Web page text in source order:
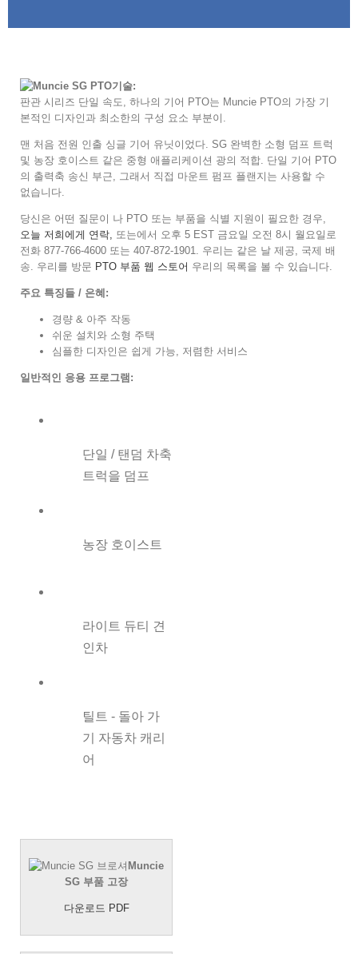
기술:
판관 시리즈 단일 속도, 하나의 기어 PTO는 Muncie PTO의 가장 기
본적인 디자인과 최소한의 구성 요소 부분이.
맨 처음 전원 인출 싱글 기어 유닛이었다. SG 완벽한 소형 덤프 트럭
및 농장 호이스트 같은 중형 애플리케이션 광의 적합. 단일 기어 PTO
의 출력축 송신 부근, 그래서 직접 마운트 펌프 플랜지는 사용할 수
없습니다.
당신은 어떤 질문이 나 PTO 또는 부품을 식별 지원이 필요한 경우,
오늘 저희에게 연락, 또는에서 오후 5 EST 금요일 오전 8시 월요일로
전화 877-766-4600 또는 407-872-1901. 우리는 같은 날 제공, 국제 배
송. 우리를 방문 PTO 부품 웹 스토어 우리의 목록을 볼 수 있습니다.
주요 특징들 / 은혜:
경량 & 아주 작동
쉬운 설치와 소형 주택
심플한 디자인은 쉽게 가능, 저렴한 서비스
일반적인 응용 프로그램:
단일 / 탠덤 차축
트럭을 덤프
농장 호이스트
라이트 듀티 견
인차
틸트 - 돌아 가
기 자동차 캐리
어
Muncie
SG 부품 고장
다운로드 PDF